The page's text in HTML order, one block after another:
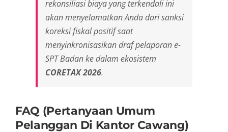
rekonsiliasi biaya yang terkendali ini
akan menyelamatkan Anda dari sanksi
koreksi fiskal positif saat
menyinkronisasikan draf pelaporan e-
SPT Badan ke dalam ekosistem
CORETAX 2026.
FAQ (Pertanyaan Umum
Pelanggan Di Kantor Cawang)